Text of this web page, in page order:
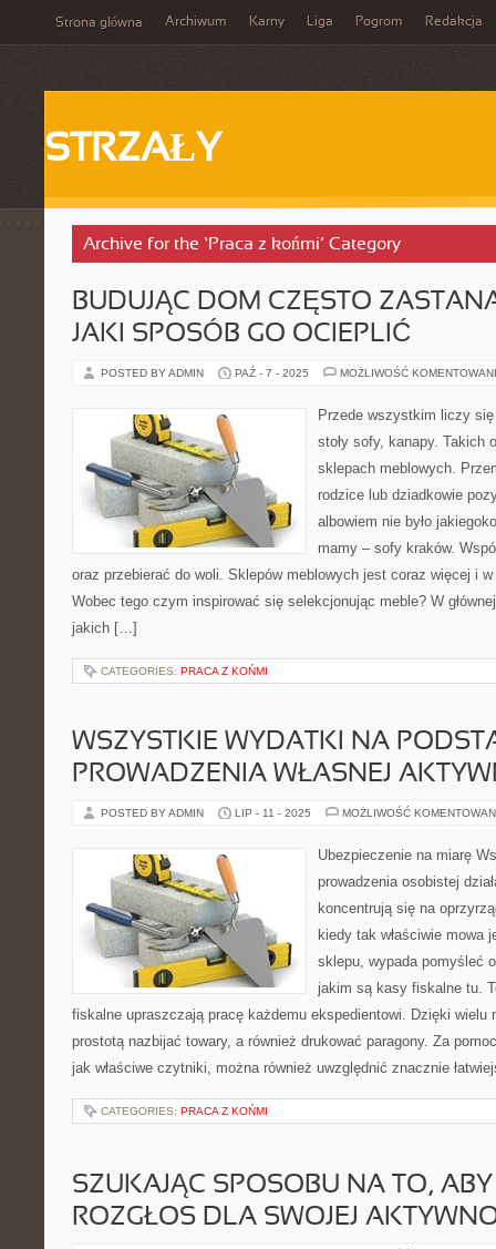
Strona główna Archiwum Karny Liga Pogrom Redakcja
STRZAŁY
Archive for the ‘Praca z końmi’ Category
BUDUJĄC DOM CZĘSTO
JAKI SPOSÓB GO OCIEPLIĆ
POSTED BY ADMIN PAŹ - 7 - 2025 MOŻLIWOŚĆ
Przede wszystkim liczy się
stoły sofy, kanapy. Takich
sklepach meblowych.
rodzice lub dziadkowie
albowiem nie było
mamy – sofy kraków.
oraz przebierać do woli. Sklepów meblowych jest coraz więcej i
Wobec tego czym inspirować się selekcjonując meble? W
jakich […]
CATEGORIES: PRACA Z KOŃMI
WSZYSTKIE WYDATKI NA
PROWADZENIA WŁASNEJ
POSTED BY ADMIN LIP - 11 - 2025 MOŻLIWOŚĆ
Ubezpieczenie na miarę
prowadzenia osobistej
koncentrują się na
kiedy tak właściwie mowa
sklepu, wypada pomyśleć
jakim są kasy fiskalne tu.
fiskalne upraszczają pracę każdemu ekspedientowi. Dzięki wielu
prostotą nazbijać towary, a również drukować paragony. Za
jak właściwe czytniki, można również uwzględnić znacznie
CATEGORIES: PRACA Z KOŃMI
SZUKAJĄC SPOSOBU NA TO,
ROZGŁOS DLA SWOJEJ